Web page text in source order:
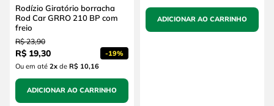
Rodízio Giratório borracha
Rod Car GRRO 210 BP com
freio
R$ 23,90
R$ 19,30 -19%
Ou em até 2xde R$ 10,16
ADICIONAR AO CARRINHO
ADICIONAR AO CARRINHO